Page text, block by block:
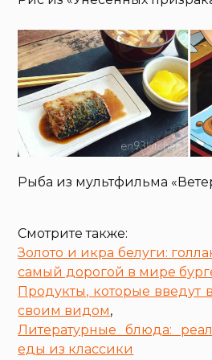
Рыба из мультфильма
Смотрите также:
Золото и икра белуги:
самый дорогой в мире
Продукты, которые введут
своим видом,
Литературные блюда:
еды из классики